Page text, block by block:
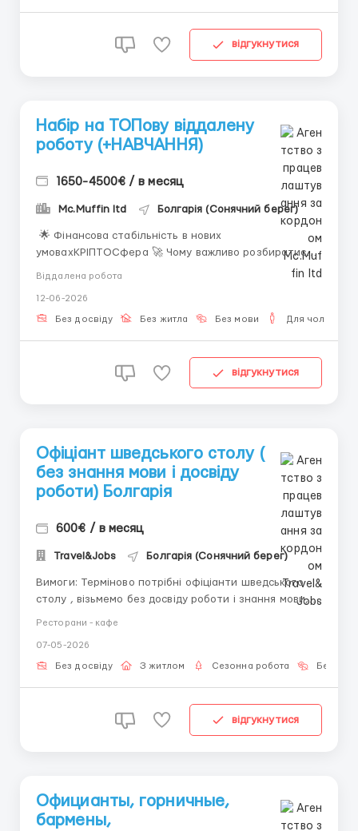
відгукнутися
Набір на ТОПову віддалену
роботу (+НАВЧАННЯ)
1650-4500€ / в месяц
Mc.Muffin ltd Болгарія (Сонячний берег)
🌟 Фінансова стабільність в нових
умовахКРІПТОCфера 🚀 Чому важливо розбиратися?
Сьогодні все змінюється надто швидко: професії
зарплати перестають покривати реальні потреби.
Покладатися лише на одне джерело доходу - це
Віддалена робота
12-06-2026
Без досвіду Без житла Без мови Для чоловіків
відгукнутися
Офіціант шведського столу (
без знання мови і досвіду
роботи) Болгарія
600€ / в месяц
Travel&Jobs Болгарія (Сонячний берег)
Вимоги: Терміново потрібні офіціанти шведського
столу , візьмемо без досвіду роботи і знання мови,
роботи: Зп 600 евро, графік 8 годин, житло та
харчування надається.Організов...
Ресторани - кафе
07-05-2026
Без досвіду З житлом Сезонна робота Без
відгукнутися
Официанты, горничные,
бармены,